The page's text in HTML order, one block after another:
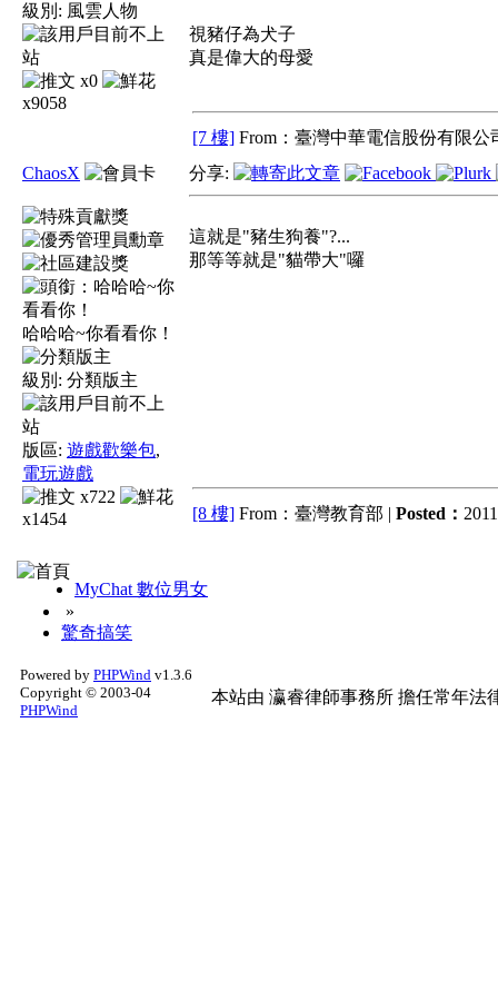
級別: 風雲人物
x0
x9058
視豬仔為犬子
真是偉大的母愛
[7 樓] From：臺灣中華電信股份有限公
ChaosX
哈哈哈~你看看你！
級別: 分類版主
版區: 遊戲歡樂包,
電玩遊戲
x722
x1454
分享:
這就是"豬生狗養"?...
那等等就是"貓帶大"囉
[8 樓] From：臺灣教育部 | Posted：
MyChat 數位男女
»
驚奇搞笑
Powered by PHPWind v1.3.6
Copyright © 2003-04
PHPWind
本站由 瀛睿律師事務所 擔任常年法